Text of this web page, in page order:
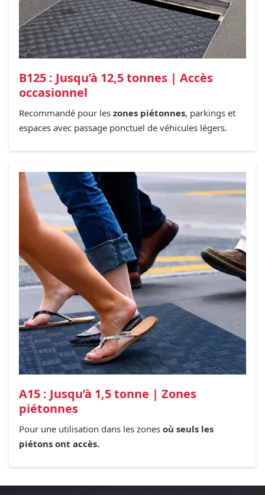
B125 : Jusqu’à 12,5 tonnes | Accès
occasionnel
Recommandé pour les zones piétonnes, parkings et
espaces avec passage ponctuel de véhicules légers.
A15 : Jusqu’à 1,5 tonne | Zones
piétonnes
Pour une utilisation dans les zones où seuls les
piétons ont accès.